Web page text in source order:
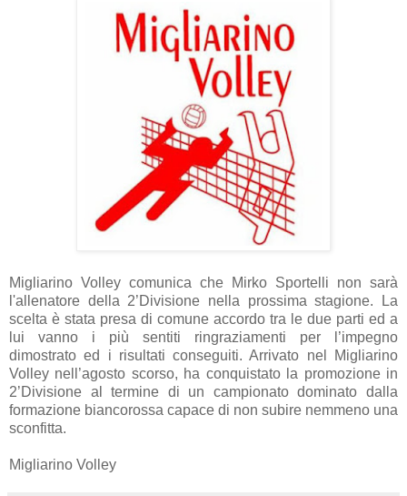
Migliarino Volley comunica che Mirko Sportelli non sarà
l'allenatore della 2’Divisione nella prossima stagione. La
scelta è stata presa di comune accordo tra le due parti ed a
lui vanno i più sentiti ringraziamenti per l’impegno
dimostrato ed i risultati conseguiti. Arrivato nel Migliarino
Volley nell’agosto scorso, ha conquistato la promozione in
2’Divisione al termine di un campionato dominato dalla
formazione biancorossa capace di non subire nemmeno una
sconfitta.
Migliarino Volley